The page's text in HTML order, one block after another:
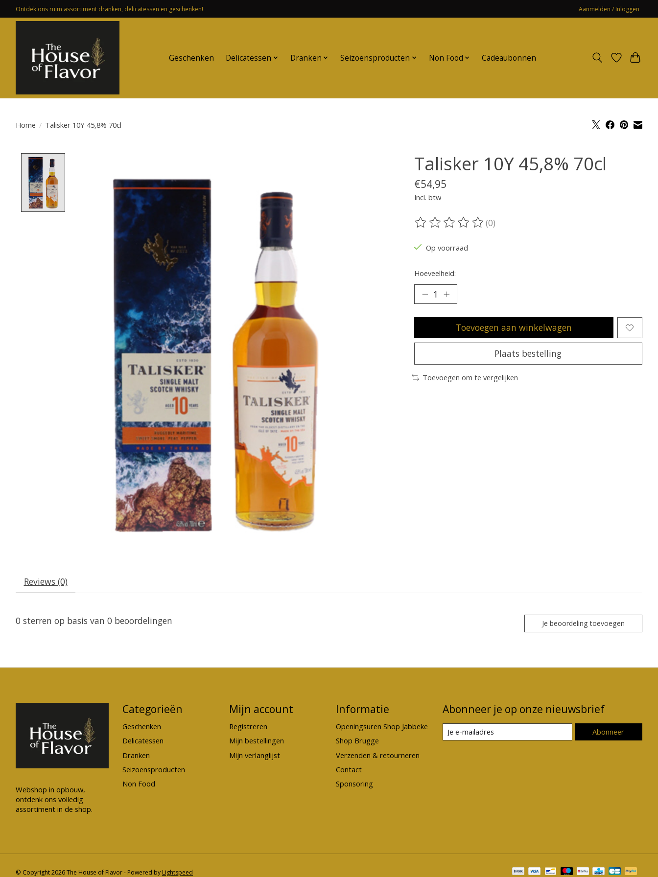
Ontdek ons ruim assortiment dranken, delicatessen en geschenken! Aanmelden / Inloggen
Geschenken Delicatessen Dranken Seizoensproducten Non Food Cadeaubonnen
Home / Talisker 10Y 45,8% 70cl
Talisker 10Y 45,8% 70cl
€54,95
Incl. btw
De beoordeling van dit product is
(0)
Op voorraad
Hoeveelheid:
Toevoegen aan winkelwagen
Plaats bestelling
Toevoegen om te vergelijken
Reviews (0)
0 sterren op basis van 0 beoordelingen Je beoordeling toevoegen
Webshop in opbouw,
ontdenk ons volledig
assortiment in de shop.
Categorieën
Geschenken
Delicatessen
Dranken
Seizoensproducten
Non Food
Mijn account
Registreren
Mijn bestellingen
Mijn verlanglijst
Informatie
Openingsuren Shop Jabbeke
Shop Brugge
Verzenden & retourneren
Contact
Sponsoring
Abonneer je op onze nieuwsbrief
Abonneer
© Copyright 2026 The House of Flavor - Powered by Lightspeed